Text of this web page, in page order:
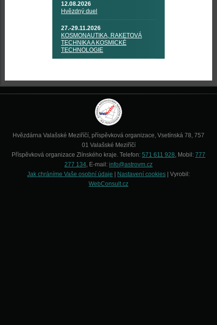
12.08.2026
Hvězdný duel
27.-29.11.2026
KOSMONAUTIKA, RAKETOVÁ
TECHNIKA A KOSMICKÉ
TECHNOLOGIE
Hvězdárna Valašské Meziříčí, příspěvková organizace, Vsetínská 78, 757
01 Valašské Meziříčí
Příspěvková organizace Zlínského kraje. Telefon: 571 611 928, Mobil: 777
277 134, E-mail: info@astrovm.cz
Jak chráníme Vaše osobní údaje
Nastavení cookies | Vyrobil:
WebConsult.cz